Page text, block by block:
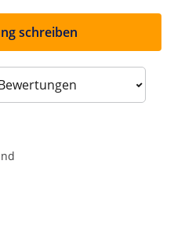
schreiben